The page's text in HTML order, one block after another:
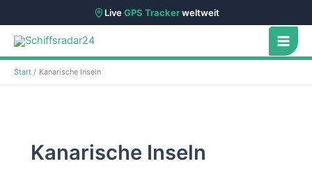
LiveGPS Trackerweltweit
Zum
Inhalt
springen
Start Kanarische Inseln
Kanarische Inseln